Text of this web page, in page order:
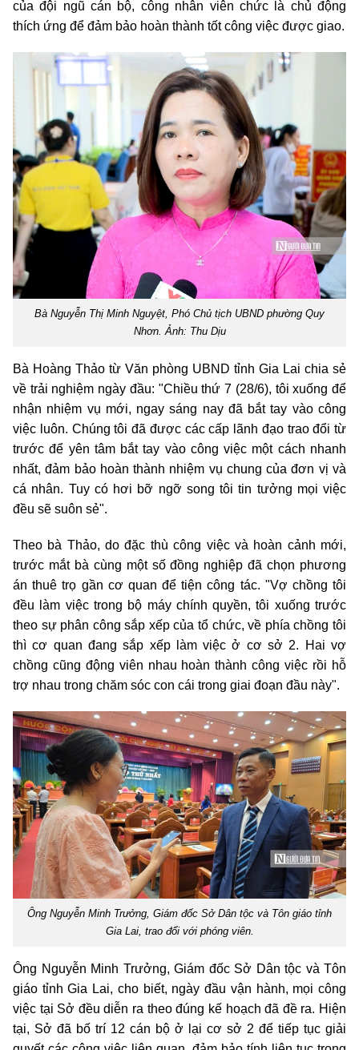
của đội ngũ cán bộ, công nhân viên chức là chủ động
thích ứng để đảm bảo hoàn thành tốt công việc được giao.
Bà Nguyễn Thị Minh Nguyệt, Phó Chủ tịch UBND phường Quy
Nhơn. Ảnh: Thu Dịu
Bà Hoàng Thảo từ Văn phòng UBND tỉnh Gia Lai chia sẻ
về trải nghiệm ngày đầu: "Chiều thứ 7 (28/6), tôi xuống để
nhận nhiệm vụ mới, ngay sáng nay đã bắt tay vào công
việc luôn. Chúng tôi đã được các cấp lãnh đạo trao đổi từ
trước để yên tâm bắt tay vào công việc một cách nhanh
nhất, đảm bảo hoàn thành nhiệm vụ chung của đơn vị và
cá nhân. Tuy có hơi bỡ ngỡ song tôi tin tưởng mọi việc
đều sẽ suôn sẻ".
Theo bà Thảo, do đặc thù công việc và hoàn cảnh mới,
trước mắt bà cùng một số đồng nghiệp đã chọn phương
án thuê trọ gần cơ quan để tiện công tác. "Vợ chồng tôi
đều làm việc trong bộ máy chính quyền, tôi xuống trước
theo sự phân công sắp xếp của tổ chức, về phía chồng tôi
thì cơ quan đang sắp xếp làm việc ở cơ sở 2. Hai vợ
chồng cũng động viên nhau hoàn thành công việc rồi hỗ
trợ nhau trong chăm sóc con cái trong giai đoạn đầu này".
Ông Nguyễn Minh Trưởng, Giám đốc Sở Dân tộc và Tôn giáo tỉnh
Gia Lai, trao đổi với phóng viên.
Ông Nguyễn Minh Trưởng, Giám đốc Sở Dân tộc và Tôn
giáo tỉnh Gia Lai, cho biết, ngày đầu vận hành, mọi công
việc tại Sở đều diễn ra theo đúng kế hoạch đã đề ra. Hiện
tại, Sở đã bố trí 12 cán bộ ở lại cơ sở 2 để tiếp tục giải